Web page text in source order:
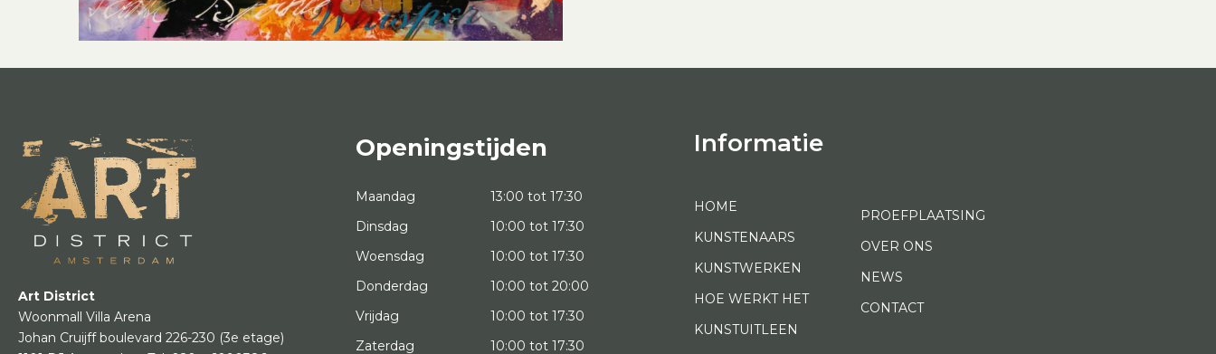
Art District
Woonmall Villa Arena
Johan Cruijff boulevard 226-230 (3e etage)
Openingstijden
Maandag
13:00 tot 17:30
Dinsdag
10:00 tot 17:30
Woensdag
10:00 tot 17:30
Donderdag
10:00 tot 20:00
Vrijdag
10:00 tot 17:30
Zaterdag
10:00 tot 17:30
Informatie
HOME
KUNSTENAARS
KUNSTWERKEN
HOE WERKT HET
KUNSTUITLEEN
PROEFPLAATSING
OVER ONS
NEWS
CONTACT